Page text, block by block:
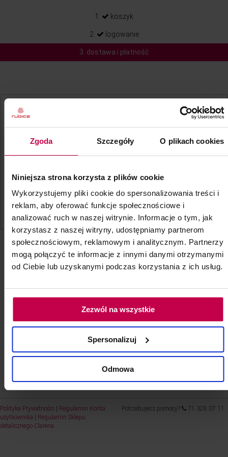
Zgoda Szczegóły O plikach cookies
Niniejsza strona korzysta z plików cookie
Wykorzystujemy pliki cookie do spersonalizowania treści i
reklam, aby oferować funkcje społecznościowe i
analizować ruch w naszej witrynie. Informacje o tym, jak
korzystasz z naszej witryny, udostępniamy partnerom
społecznościowym, reklamowym i analitycznym. Partnerzy
mogą połączyć te informacje z innymi danymi otrzymanymi
od Ciebie lub uzyskanymi podczas korzystania z ich usług.
Zezwól na wszystkie
Spersonalizuj
Odmowa
1. koszyk
2. logowanie
3. dostawa i płatność
Zaloguj się i przyspiesz swoje zakupy
login:
Nie pamiętasz hasła?
zaloguj
Nie masz konta?
Załóż konto
Polityka Prywatności
Regulamin Konta
użytkownika
Regulamin Sklepu
detalicznego Clarena
Potrzebujesz pomocy? 71 328 07 11